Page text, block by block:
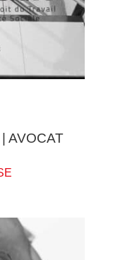
AVOCAT